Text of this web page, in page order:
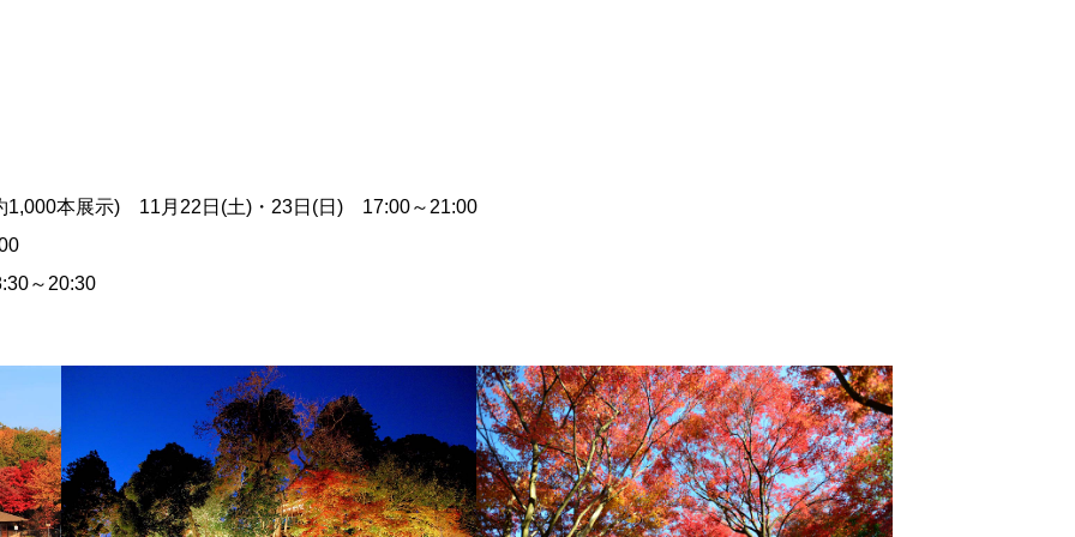
1,000本展示) 11月22日(土)・23日(日) 17:00～21:00
～20:30